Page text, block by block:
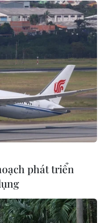
vị
tác
Đảng
giữa
với
phát triển